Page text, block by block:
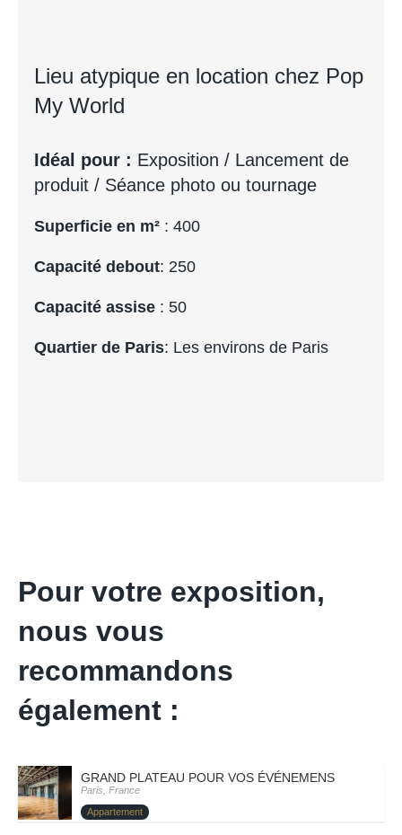
Lieu atypique en location chez Pop
My World
Idéal pour : Exposition / Lancement de
produit / Séance photo ou tournage
Superficie en m² : 400
Capacité debout: 250
Capacité assise : 50
Quartier de Paris: Les environs de Paris
Pour votre exposition,
nous vous
recommandons
également :
GRAND PLATEAU POUR VOS ÉVÉNEMENS – PARIS
Paris, France
Appartement